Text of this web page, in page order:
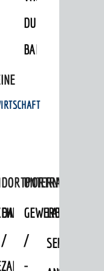
DULGER-
BAD
DATEN
/
ZAHLEN
UNTERNEHMEN
GEWERBEFLÄCHEN
/
-